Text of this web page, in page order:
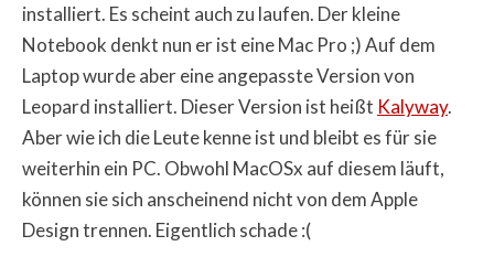
installiert. Es scheint auch zu laufen. Der kleine
Notebook denkt nun er ist eine Mac Pro ;) Auf dem
Laptop wurde aber eine angepasste Version von
Leopard installiert. Dieser Version ist heißt Kalyway.
Aber wie ich die Leute kenne ist und bleibt es für sie
weiterhin ein PC. Obwohl MacOSx auf diesem läuft,
können sie sich anscheinend nicht von dem Apple
Design trennen. Eigentlich schade :(